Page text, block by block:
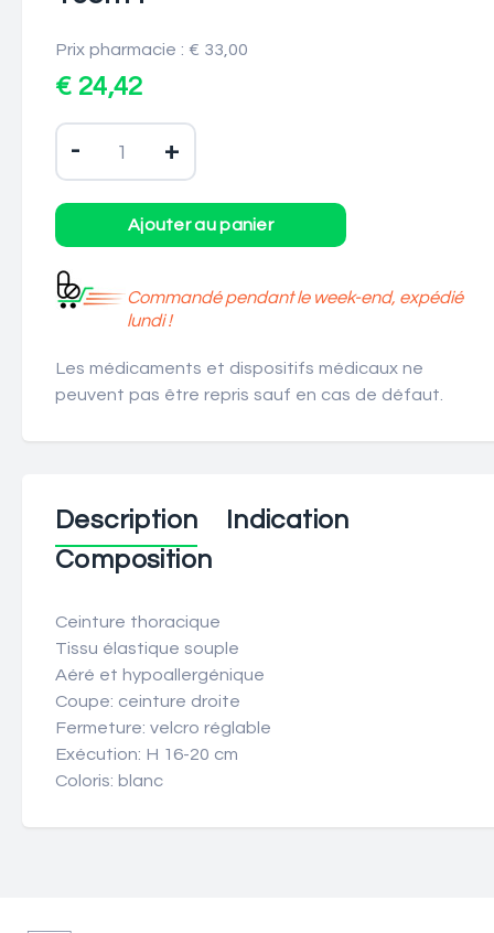
Prix pharmacie : € 33,00
€ 24,42
- +
Commandé pendant le week-end, expédié
lundi !
Les médicaments et dispositifs médicaux ne
peuvent pas être repris sauf en cas de défaut.
Description
Indication
Composition
Ceinture thoracique
Tissu élastique souple
Aéré et hypoallergénique
Coupe: ceinture droite
Fermeture: velcro réglable
Exécution: H 16-20 cm
Coloris: blanc